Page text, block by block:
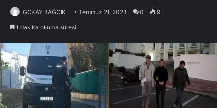
GÖKAY BAĞCIK Temmuz 21, 2023 0 9
1 dakika okuma süresi